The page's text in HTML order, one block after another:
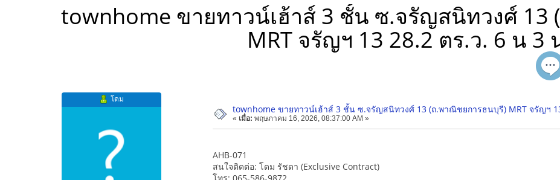
townhome ขายทาวน์เฮ้าส์ 3 ชั้น ซ.จรัญสนิทวงศ์
MRT จรัญฯ 13 28.2 ตร.ว. 6 น 3
โดม
townhome ขายทาวน์เฮ้าส์ 3 ชั้น ซ.จรัญสนิทวงศ์ 13 (ถ.พาณิชยการธนบุรี) MRT จรัญฯ
« เมื่อ: พฤษภาคม 16, 2026, 08:37:00 AM »
AHB-071
สนใจติดต่อ: โดม รัชดา (Exclusive Contract)